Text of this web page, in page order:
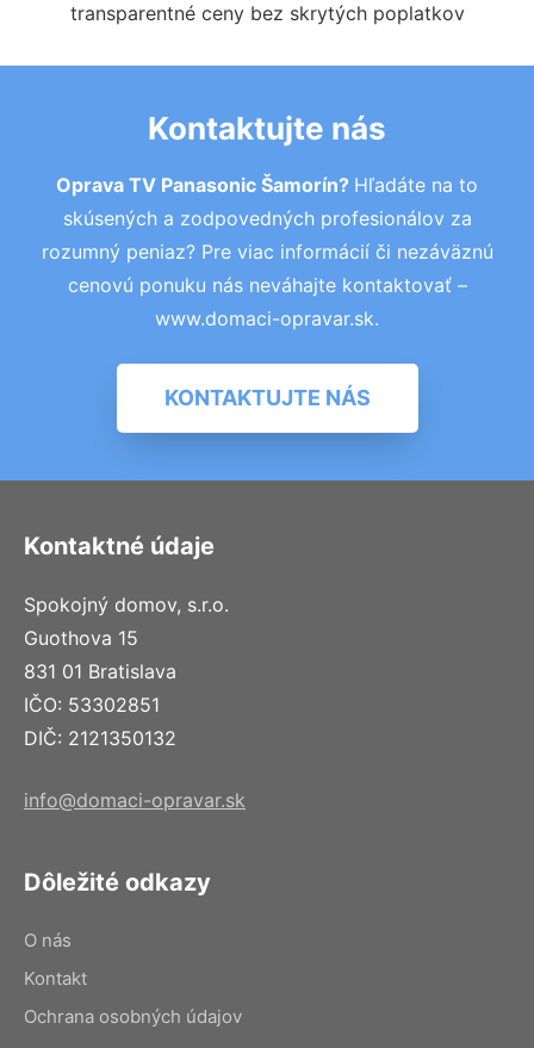
transparentné ceny bez skrytých poplatkov
Kontaktujte nás
Oprava TV Panasonic Šamorín? Hľadáte na to
skúsených a zodpovedných profesionálov za
rozumný peniaz? Pre viac informácií či nezáväznú
cenovú ponuku nás neváhajte kontaktovať –
www.domaci-opravar.sk.
KONTAKTUJTE NÁS
Kontaktné údaje
Spokojný domov, s.r.o.
Guothova 15
831 01 Bratislava
IČO: 53302851
DIČ: 2121350132
info@domaci-opravar.sk
Dôležité odkazy
O nás
Kontakt
Ochrana osobných údajov